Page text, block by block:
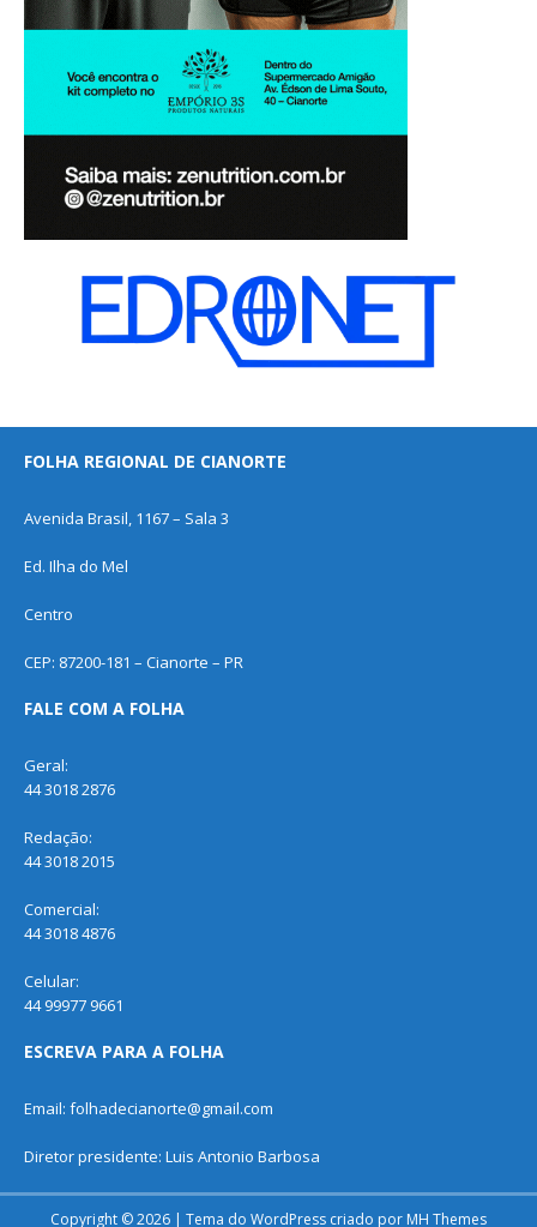
FOLHA REGIONAL DE CIANORTE
Avenida Brasil, 1167 – Sala 3
Ed. Ilha do Mel
Centro
CEP: 87200-181 – Cianorte – PR
FALE COM A FOLHA
Geral:
44 3018 2876
Redação:
44 3018 2015
Comercial:
44 3018 4876
Celular:
44 99977 9661
ESCREVA PARA A FOLHA
Email: folhadecianorte@gmail.com
Diretor presidente: Luis Antonio Barbosa
Copyright © 2026 | Tema do WordPress criado por MH Themes